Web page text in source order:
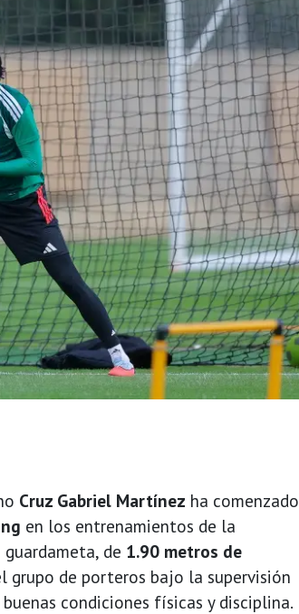
Cruz Gabriel Martínez ha comenzado
en los entrenamientos de la
de 1.90 metros de
grupo de porteros bajo la supervisión
condiciones físicas y disciplina.